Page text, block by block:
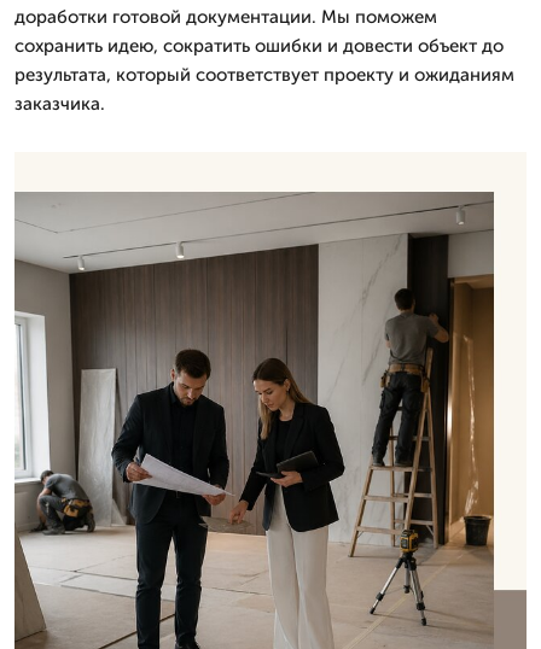
доработки готовой документации. Мы поможем
сохранить идею, сократить ошибки и довести объект до
результата, который соответствует проекту и ожиданиям
заказчика.